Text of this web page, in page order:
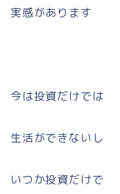
実感があります
今は投資だけでは
生活ができないし
いつか投資だけで